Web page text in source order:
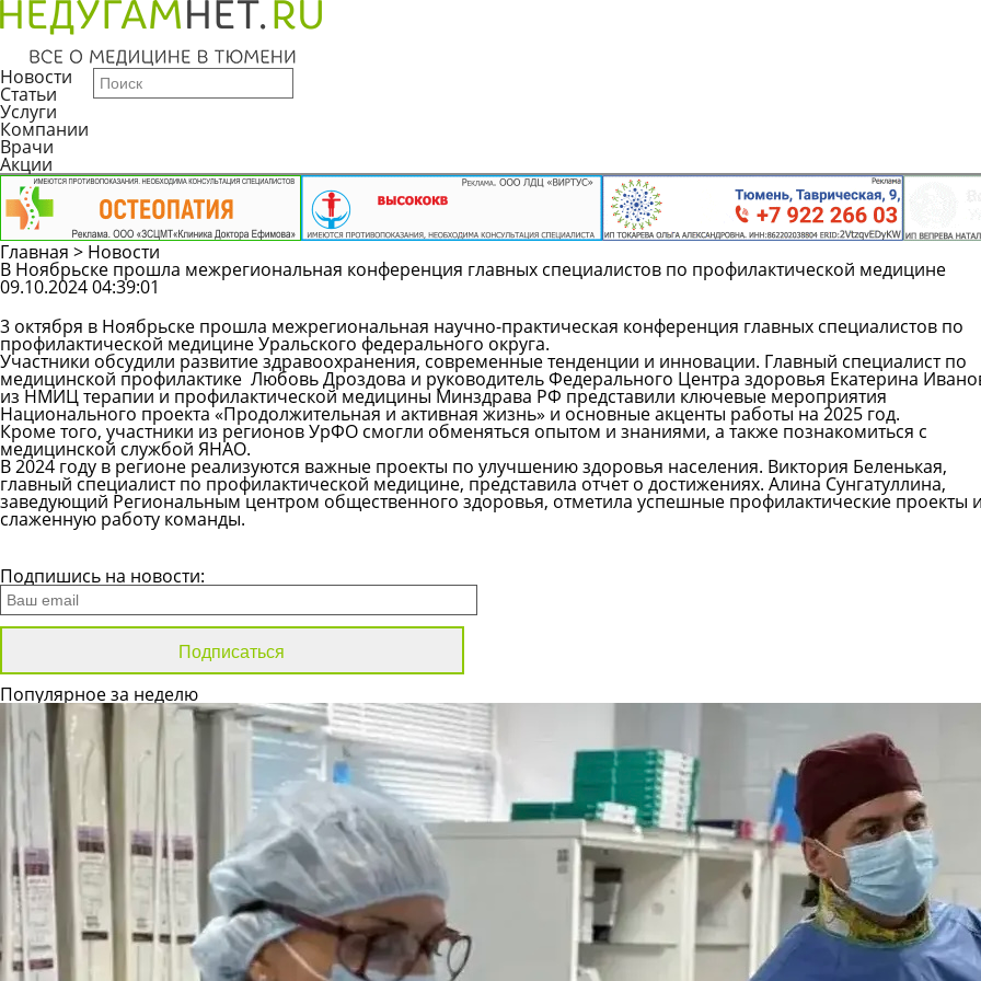
Новости
Статьи
Услуги
Компании
Врачи
Акции
Главная > Новости
В Ноябрьске прошла межрегиональная конференция главных специалистов по профилактической медицине
09.10.2024 04:39:01
3 октября в Ноябрьске прошла межрегиональная научно-практическая конференция главных специалистов по
профилактической медицине Уральского федерального округа.
Участники обсудили развитие здравоохранения, современные тенденции и инновации. Главный специалист по
медицинской профилактике Любовь Дроздова и руководитель Федерального Центра здоровья Екатерина
из НМИЦ терапии и профилактической медицины Минздрава РФ представили ключевые мероприятия
Национального проекта «Продолжительная и активная жизнь» и основные акценты работы на 2025 год.
Кроме того, участники из регионов УрФО смогли обменяться опытом и знаниями, а также познакомиться с
медицинской службой ЯНАО.
В 2024 году в регионе реализуются важные проекты по улучшению здоровья населения. Виктория Беленькая,
главный специалист по профилактической медицине, представила отчет о достижениях. Алина Сунгатуллина,
заведующий Региональным центром общественного здоровья, отметила успешные профилактические проекты
слаженную работу команды.
Подпишись на новости:
Популярное за неделю